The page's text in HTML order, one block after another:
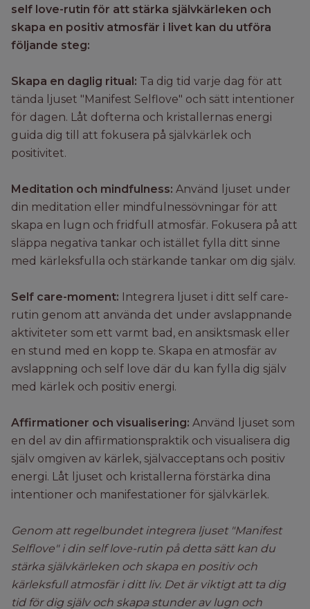
self love-rutin för att stärka självkärleken och
skapa en positiv atmosfär i livet kan du utföra
följande steg:
Skapa en daglig ritual: Ta dig tid varje dag för att
tända ljuset "Manifest Selflove" och sätt intentioner
för dagen. Låt dofterna och kristallernas energi
guida dig till att fokusera på självkärlek och
positivitet.
Meditation och mindfulness: Använd ljuset under
din meditation eller mindfulnessövningar för att
skapa en lugn och fridfull atmosfär. Fokusera på att
släppa negativa tankar och istället fylla ditt sinne
med kärleksfulla och stärkande tankar om dig själv.
Self care-moment: Integrera ljuset i ditt self care-
rutin genom att använda det under avslappnande
aktiviteter som ett varmt bad, en ansiktsmask eller
en stund med en kopp te. Skapa en atmosfär av
avslappning och self love där du kan fylla dig själv
med kärlek och positiv energi.
Affirmationer och visualisering: Använd ljuset som
en del av din affirmationspraktik och visualisera dig
själv omgiven av kärlek, självacceptans och positiv
energi. Låt ljuset och kristallerna förstärka dina
intentioner och manifestationer för självkärlek.
Genom att regelbundet integrera ljuset "Manifest
Selflove" i din self love-rutin på detta sätt kan du
stärka självkärleken och skapa en positiv och
kärleksfull atmosfär i ditt liv. Det är viktigt att ta dig
tid för dig själv och skapa stunder av lugn och